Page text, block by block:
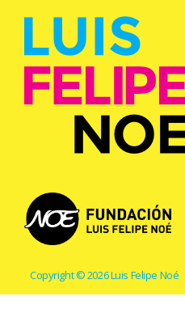
Copyright © 2026 Luis Felipe Noé